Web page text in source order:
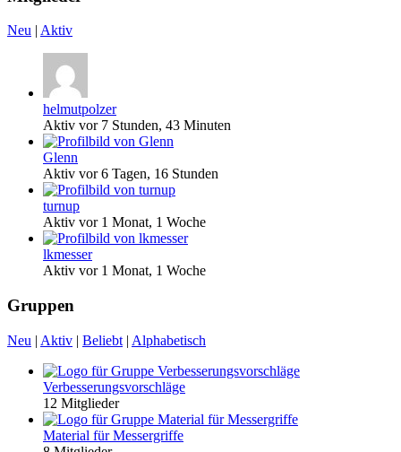
Neu | Aktiv
helmutpolzer
Aktiv vor 7 Stunden, 43 Minuten
Glenn
Aktiv vor 6 Tagen, 16 Stunden
turnup
Aktiv vor 1 Monat, 1 Woche
lkmesser
Aktiv vor 1 Monat, 1 Woche
Gruppen
Neu | Aktiv | Beliebt | Alphabetisch
Verbesserungsvorschläge
12 Mitglieder
Material für Messergriffe